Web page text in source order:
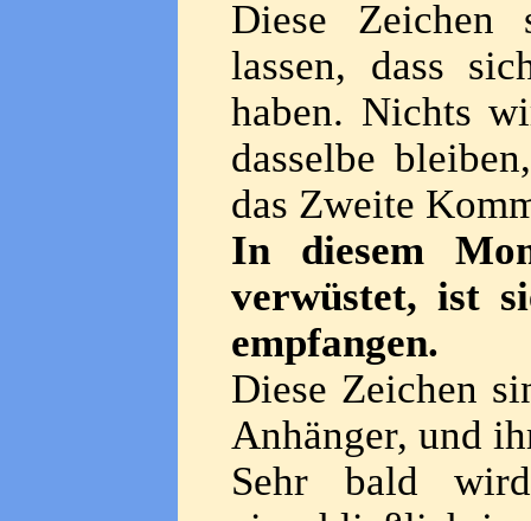
Diese Zeichen
lassen, dass
haben. Nichts
dasselbe
das Zweite
In diesem
verwüstet, ist
empfangen.
Diese Zeichen
Anhänger, und
Sehr bald